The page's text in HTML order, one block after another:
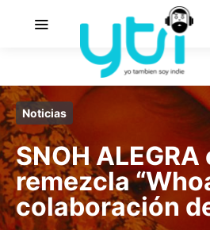
Noticias
SNOH
remezcla
colaboración